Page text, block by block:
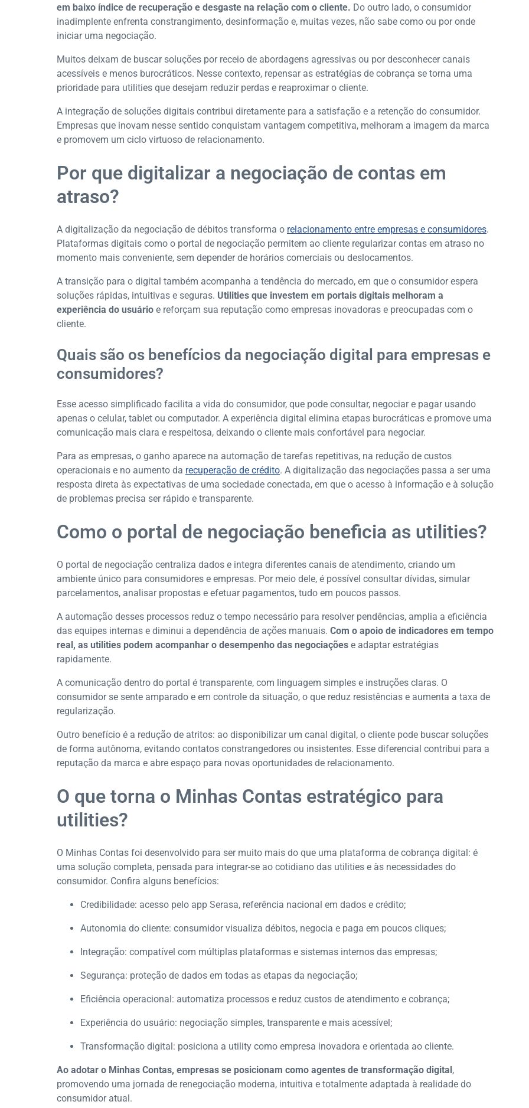
em baixo índice de recuperação e desgaste na relação com o cliente. Do outro lado, o consumidor
inadimplente enfrenta constrangimento, desinformação e, muitas vezes, não sabe como ou por onde
iniciar uma negociação.
Muitos deixam de buscar soluções por receio de abordagens agressivas ou por desconhecer canais
acessíveis e menos burocráticos. Nesse contexto, repensar as estratégias de cobrança se torna uma
prioridade para utilities que desejam reduzir perdas e reaproximar o cliente.
A integração de soluções digitais contribui diretamente para a satisfação e a retenção do consumidor.
Empresas que inovam nesse sentido conquistam vantagem competitiva, melhoram a imagem da marca
e promovem um ciclo virtuoso de relacionamento.
Por que digitalizar a negociação de contas em
atraso?
A digitalização da negociação de débitos transforma o relacionamento entre empresas e consumidores.
Plataformas digitais como o portal de negociação permitem ao cliente regularizar contas em atraso no
momento mais conveniente, sem depender de horários comerciais ou deslocamentos.
A transição para o digital também acompanha a tendência do mercado, em que o consumidor espera
soluções rápidas, intuitivas e seguras. Utilities que investem em portais digitais melhoram a
experiência do usuário e reforçam sua reputação como empresas inovadoras e preocupadas com o
cliente.
Quais são os benefícios da negociação digital para empresas e
consumidores?
Esse acesso simplificado facilita a vida do consumidor, que pode consultar, negociar e pagar usando
apenas o celular, tablet ou computador. A experiência digital elimina etapas burocráticas e promove uma
comunicação mais clara e respeitosa, deixando o cliente mais confortável para negociar.
Para as empresas, o ganho aparece na automação de tarefas repetitivas, na redução de custos
operacionais e no aumento da recuperação de crédito. A digitalização das negociações passa a ser uma
resposta direta às expectativas de uma sociedade conectada, em que o acesso à informação e à solução
de problemas precisa ser rápido e transparente.
Como o portal de negociação beneficia as utilities?
O portal de negociação centraliza dados e integra diferentes canais de atendimento, criando um
ambiente único para consumidores e empresas. Por meio dele, é possível consultar dívidas, simular
parcelamentos, analisar propostas e efetuar pagamentos, tudo em poucos passos.
A automação desses processos reduz o tempo necessário para resolver pendências, amplia a eficiência
das equipes internas e diminui a dependência de ações manuais. Com o apoio de indicadores em tempo
real, as utilities podem acompanhar o desempenho das negociações e adaptar estratégias
rapidamente.
A comunicação dentro do portal é transparente, com linguagem simples e instruções claras. O
consumidor se sente amparado e em controle da situação, o que reduz resistências e aumenta a taxa de
regularização.
Outro benefício é a redução de atritos: ao disponibilizar um canal digital, o cliente pode buscar soluções
de forma autônoma, evitando contatos constrangedores ou insistentes. Esse diferencial contribui para a
reputação da marca e abre espaço para novas oportunidades de relacionamento.
O que torna o Minhas Contas estratégico para
utilities?
O Minhas Contas foi desenvolvido para ser muito mais do que uma plataforma de cobrança digital: é
uma solução completa, pensada para integrar-se ao cotidiano das utilities e às necessidades do
consumidor. Confira alguns benefícios:
Credibilidade: acesso pelo app Serasa, referência nacional em dados e crédito;
Autonomia do cliente: consumidor visualiza débitos, negocia e paga em poucos cliques;
Integração: compatível com múltiplas plataformas e sistemas internos das empresas;
Segurança: proteção de dados em todas as etapas da negociação;
Eficiência operacional: automatiza processos e reduz custos de atendimento e cobrança;
Experiência do usuário: negociação simples, transparente e mais acessível;
Transformação digital: posiciona a utility como empresa inovadora e orientada ao cliente.
Ao adotar o Minhas Contas, empresas se posicionam como agentes de transformação digital ,
promovendo uma jornada de renegociação moderna, intuitiva e totalmente adaptada à realidade do
consumidor atual.